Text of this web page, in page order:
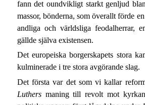
fann det oundvikligt starkt genljud
massor, bönderna, som överallt förde
andliga och världsliga feodalherrar,
gällde själva existensen.
Det europeiska borgerskapets stora
kulminerade i tre stora avgörande slag.
Det första var det som vi kallar
Luthersmaning till revolt mot kyrkan